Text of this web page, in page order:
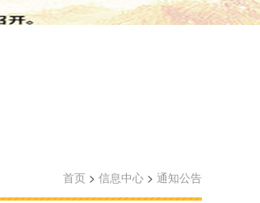
首页 > 信息中心 > 通知公告